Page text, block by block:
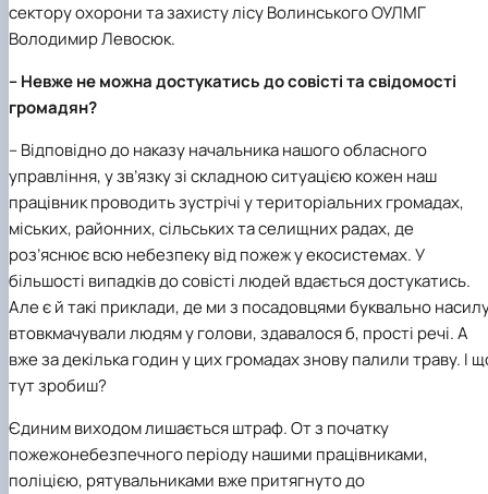
сектору охорони та захисту лісу Волинського ОУЛМГ
Володимир Левосюк.
– Невже не можна достукатись до совісті та свідомості
громадян?
– Відповідно до наказу начальника нашого обласного
управління, у зв’язку зі складною ситуацією кожен наш
працівник проводить зустрічі у територіальних громадах,
міських, районних, сільських та селищних радах, де
роз’яснює всю небезпеку від пожеж у екосистемах. У
більшості випадків до совісті людей вдається достукатись.
Але є й такі приклади, де ми з посадовцями буквально
втовкмачували людям у голови, здавалося б, прості речі. А
вже за декілька годин у цих громадах знову палили траву. І
тут зробиш?
Єдиним виходом лишається штраф. От з початку
пожежонебезпечного періоду нашими працівниками,
поліцією, рятувальниками вже притягнуто до